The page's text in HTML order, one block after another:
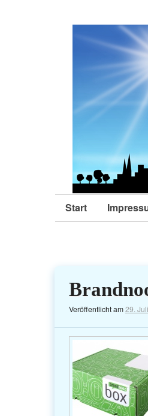
Start
Veröffentlicht am29.